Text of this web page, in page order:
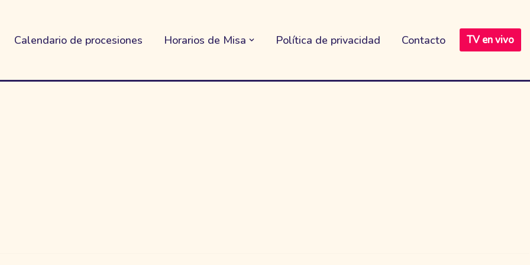
Calendario de procesiones Horarios de Misa Política de privacidad Contacto TV en vivo